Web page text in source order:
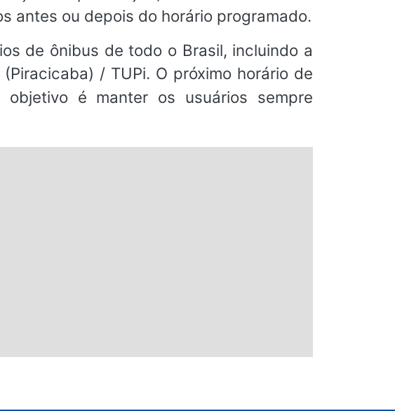
antes ou depois do horário programado.
de ônibus de todo o Brasil, incluindo a
/ TUPi. O próximo horário de
é manter os usuários sempre